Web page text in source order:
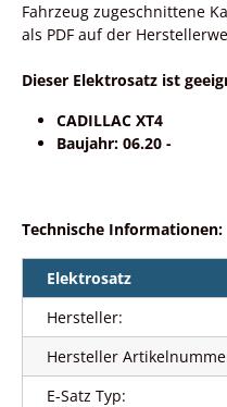
Fahrzeug zugeschnittene
als PDF auf der
Dieser Elektrosatz ist
CADILLAC XT4
Baujahr: 06.20 -
Technische Informationen:
Elektrosatz
Hersteller:
Hersteller
E-Satz Typ: